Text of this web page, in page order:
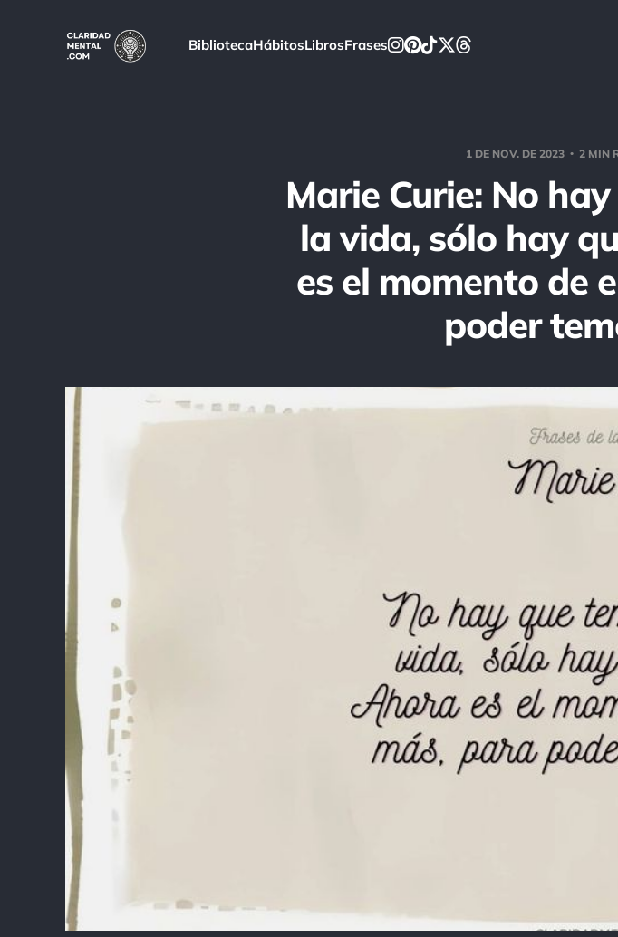
BibliotecaHábitosLibrosFrases
1 DE NOV. DE 2023 2 MIN
Marie Curie: No
la vida, sólo hay
es el momento de
poder